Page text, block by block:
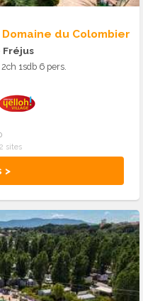
du Colombier
Fréjus
1sdb 6 pers.
>
sites